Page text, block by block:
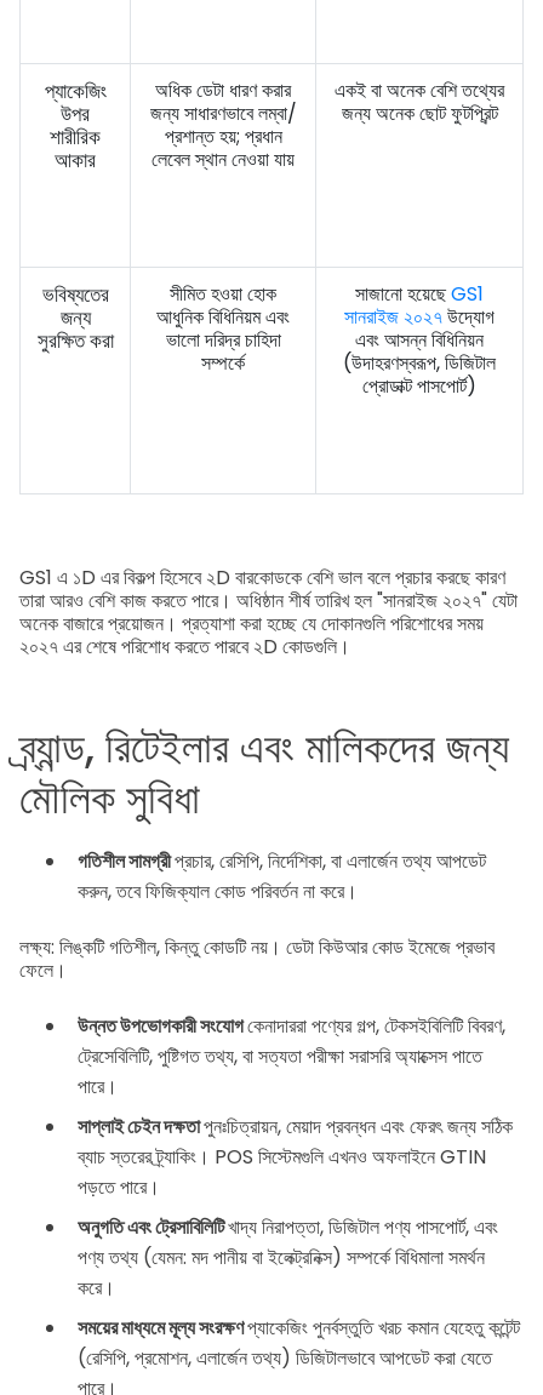
প্যাকেজিং
উপর
শারীরিক
আকার
অধিক ডেটা ধারণ করার
জন্য সাধারণভাবে লম্বা/
প্রশান্ত হয়; প্রধান
লেবেল স্থান নেওয়া যায়
একই বা অনেক বেশি তথ্যের
জন্য অনেক ছোট ফুটপ্রিন্ট
ভবিষ্যতের
জন্য
সুরক্ষিত করা
সীমিত হওয়া হোক
আধুনিক বিধিনিয়ম এবং
ভালো দরিদ্র চাহিদা
সম্পর্কে
সাজানো হয়েছেGS1
সানরাইজ ২০২৭উদ্যোগ
এবং আসন্ন বিধিনিয়ন
(উদাহরণস্বরূপ, ডিজিটাল
প্রোডাক্ট পাসপোর্ট)
GS1 এ ১D এর বিকল্প হিসেবে ২D বারকোডকে বেশি ভাল বলে প্রচার করছে কারণ
তারা আরও বেশি কাজ করতে পারে। অধিষ্ঠান শীর্ষ তারিখ হল "সানরাইজ ২০২৭" যেটা
অনেক বাজারে প্রয়োজন। প্রত্যাশা করা হচ্ছে যে দোকানগুলি পরিশোধের সময়
২০২৭ এর শেষে পরিশোধ করতে পারবে ২D কোডগুলি।
ব্র্যান্ড, রিটেইলার এবং মালিকদের জন্য
মৌলিক সুবিধা
গতিশীল সামগ্রীপ্রচার, রেসিপি, নির্দেশিকা, বা এলার্জেন তথ্য আপডেট
করুন, তবে ফিজিক্যাল কোড পরিবর্তন না করে।
লক্ষ্য: লিঙ্কটি গতিশীল, কিন্তু কোডটি নয়। ডেটা কিউআর কোড ইমেজে প্রভাব
ফেলে।
উন্নত উপভোগকারী সংযোগকেনাদাররা পণ্যের গল্প, টেকসইবিলিটি বিবরণ,
ট্রেসেবিলিটি, পুষ্টিগত তথ্য, বা সত্যতা পরীক্ষা সরাসরি অ্যাক্সেস পাতে
পারে।
সাপ্লাই চেইন দক্ষতাপুনঃচিত্রায়ন, মেয়াদ প্রবন্ধন এবং ফেরৎ জন্য সঠিক
ব্যাচ স্তরের ট্র্যাকিং। POS সিস্টেমগুলি এখনও অফলাইনে GTIN
পড়তে পারে।
অনুগতি এবং ট্রেসাবিলিটিখাদ্য নিরাপত্তা, ডিজিটাল পণ্য পাসপোর্ট, এবং
পণ্য তথ্য (যেমন: মদ পানীয় বা ইলেক্ট্রনিক্স) সম্পর্কে বিধিমালা সমর্থন
করে।
সময়ের মাধ্যমে মূল্য সংরক্ষণপ্যাকেজিং পুনর্বস্তুতি খরচ কমান যেহেতু কন্টেন্ট
(রেসিপি, প্রমোশন, এলার্জেন তথ্য) ডিজিটালভাবে আপডেট করা যেতে
পারে।